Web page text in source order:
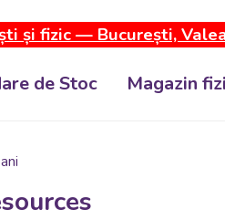
și fizic — București,
de Stoc Magazin